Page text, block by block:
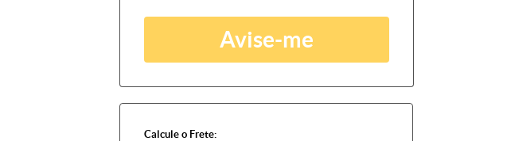
Avise-me
Calcule o Frete: